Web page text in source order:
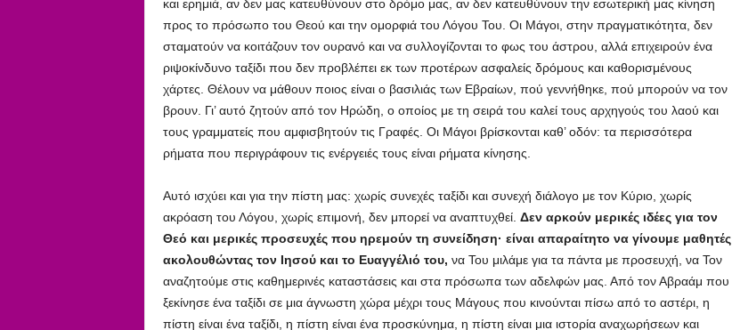
και ερημιά, αν δεν μας κατευθύνουν στο δρόμο μας, αν δεν κατευθύνουν την εσωτερική μας κίνηση
προς το πρόσωπο του Θεού και την ομορφιά του Λόγου Του. Οι Μάγοι, στην πραγματικότητα, δεν
σταματούν να κοιτάζουν τον ουρανό και να συλλογίζονται το φως του άστρου, αλλά επιχειρούν ένα
ριψοκίνδυνο ταξίδι που δεν προβλέπει εκ των προτέρων ασφαλείς δρόμους και καθορισμένους
χάρτες. Θέλουν να μάθουν ποιος είναι ο βασιλιάς των Εβραίων, πού γεννήθηκε, πού μπορούν να τον
βρουν. Γι’ αυτό ζητούν από τον Ηρώδη, ο οποίος με τη σειρά του καλεί τους αρχηγούς του λαού και
τους γραμματείς που αμφισβητούν τις Γραφές. Οι Μάγοι βρίσκονται καθ’ οδόν: τα περισσότερα
ρήματα που περιγράφουν τις ενέργειές τους είναι ρήματα κίνησης.
Αυτό ισχύει και για την πίστη μας: χωρίς συνεχές ταξίδι και συνεχή διάλογο με τον Κύριο, χωρίς
ακρόαση του Λόγου, χωρίς επιμονή, δεν μπορεί να αναπτυχθεί. Δεν αρκούν μερικές ιδέες για τον
Θεό και μερικές προσευχές που ηρεμούν τη συνείδηση· είναι απαραίτητο να γίνουμε μαθητές
ακολουθώντας τον Ιησού και το Ευαγγέλιό του, να Του μιλάμε για τα πάντα με προσευχή, να Τον
αναζητούμε στις καθημερινές καταστάσεις και στα πρόσωπα των αδελφών μας. Από τον Αβραάμ που
ξεκίνησε ένα ταξίδι σε μια άγνωστη χώρα μέχρι τους Μάγους που κινούνται πίσω από το αστέρι, η
πίστη είναι ένα ταξίδι, η πίστη είναι ένα προσκύνημα, η πίστη είναι μια ιστορία αναχωρήσεων και